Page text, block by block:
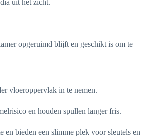
uit het zicht.
opgeruimd blijft en geschikt is om te
vloeroppervlak in te nemen.
en houden spullen langer fris.
en bieden een slimme plek voor sleutels en